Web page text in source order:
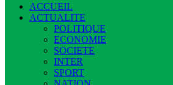
ACCUEIL
ACTUALITE
POLITIQUE
ECONOMIE
SOCIETE
INTER
SPORT